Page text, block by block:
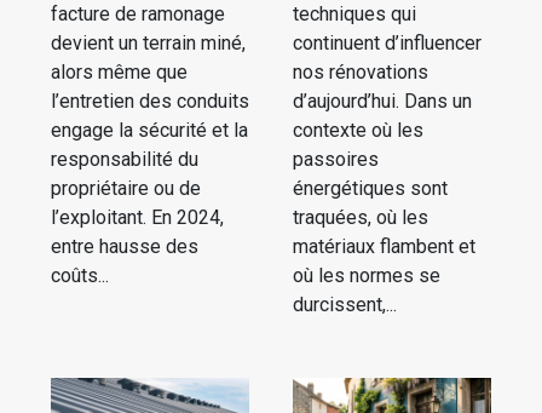
facture de ramonage
devient un terrain miné,
alors même que
l’entretien des conduits
engage la sécurité et la
responsabilité du
propriétaire ou de
l’exploitant. En 2024,
entre hausse des
coûts...
techniques qui
continuent d’influencer
nos rénovations
d’aujourd’hui. Dans un
contexte où les
passoires
énergétiques sont
traquées, où les
matériaux flambent et
où les normes se
durcissent,...